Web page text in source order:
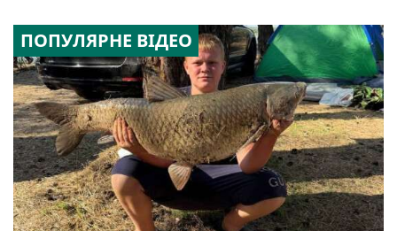
ПОПУЛЯРНЕ ВІДЕО